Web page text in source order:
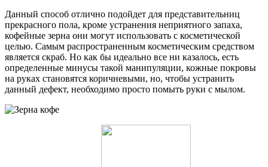
Данный способ отлично подойдет для представительниц
прекрасного пола, кроме устранения неприятного запаха,
кофейные зерна они могут использовать с косметической
целью. Самым распространенным косметическим средством
является скраб. Но как бы идеально все ни казалось, есть
определенные минусы такой манипуляции, кожные покровы
на руках становятся коричневыми, но, чтобы устранить
данный дефект, необходимо просто помыть руки с мылом.